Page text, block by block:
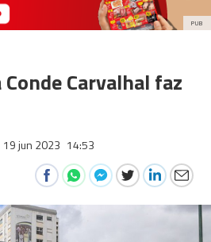
PUB
Carvalhal faz
19 jun 2023 14:53